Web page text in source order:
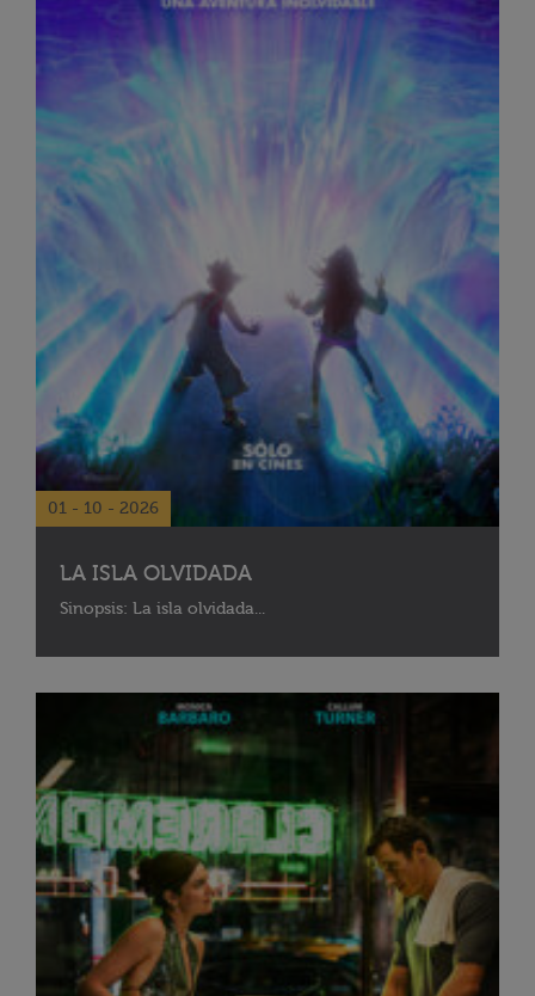
01 - 10 - 2026
LA ISLA OLVIDADA
Sinopsis: La isla olvidada...